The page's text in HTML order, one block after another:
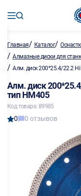
Главная/ Каталог/
/ Алмазные диски для
/ Алм. диск 200*25.4/22.2
Алм. диск
тип HM405
Код товара: 89985
0 0 отзывов